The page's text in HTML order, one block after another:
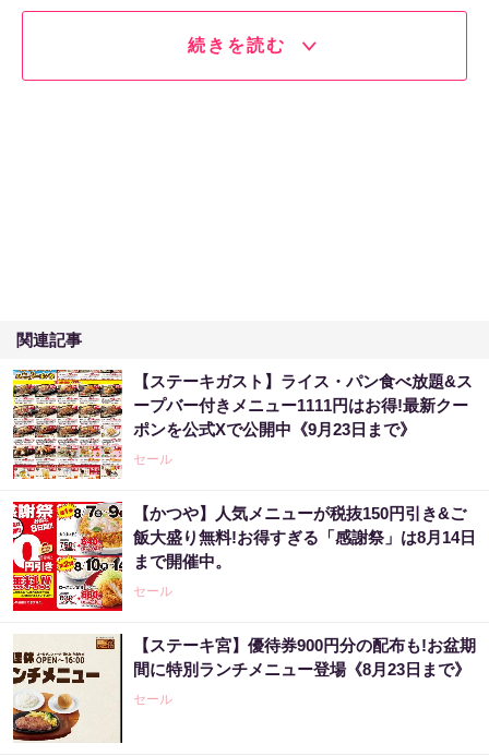
続きを読む
関連記事
【ステーキガスト】ライス・パン食べ放題&ス
ープバー付きメニュー1111円はお得!最新クー
ポンを公式Xで公開中《9月23日まで》
セール
【かつや】人気メニューが税抜150円引き&ご
飯大盛り無料!お得すぎる「感謝祭」は8月14日
まで開催中。
セール
【ステーキ宮】優待券900円分の配布も!お盆期
間に特別ランチメニュー登場《8月23日まで》
セール